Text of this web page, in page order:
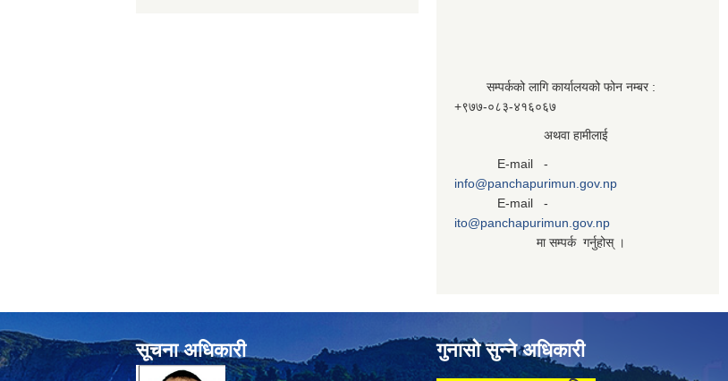
सम्पर्कको लागि कार्यालयको फोन नम्बर :
+९७७-०८३‍-४१६०६७
अथवा हामीलाई
E-mail -
info@panchapurimun.gov.np
E-mail -
ito@panchapurimun.gov.np
मा सम्पर्क गर्नुहोस् ।
सूचना अधिकारी गुनासो सुन्ने अधिकारी